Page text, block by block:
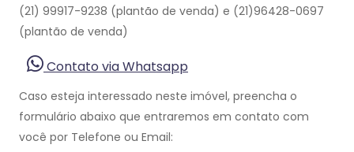
(21) 99917-9238 (plantão de venda) e (21)96428-0697
(plantão de venda)
Contato via Whatsapp
Caso esteja interessado neste imóvel, preencha o
formulário abaixo que entraremos em contato com
você por Telefone ou Email: